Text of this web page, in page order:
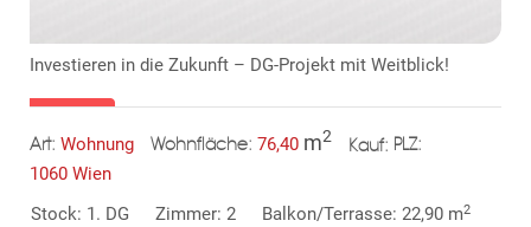
Investieren in die Zukunft – DG-Projekt mit Weitblick!
Art: Wohnung Wohnfläche: 76,40 m2 Kauf: PLZ:
1060 Wien
Stock: 1. DG
Zimmer: 2 Balkon/Terrasse: 22,90 m2